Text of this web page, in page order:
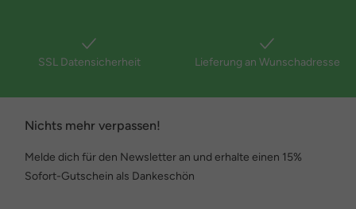
SSL Datensicherheit Lieferung an Wunschadresse
Nichts mehr verpassen!
Melde dich für den Newsletter an und erhalte einen 15%
Sofort-Gutschein als Dankeschön